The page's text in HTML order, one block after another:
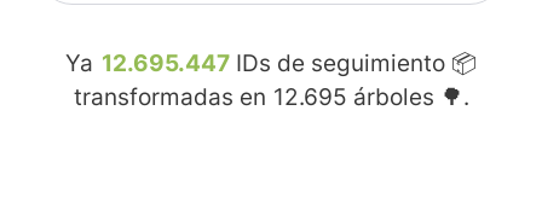
Ya 12.695.447 IDs de seguimiento 📦
transformadas en 12.695 árboles 🌳.